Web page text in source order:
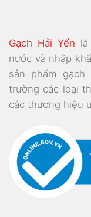
Gạch Hải Yến
nước và nhập
sản phẩm
trường các loại
các thương hiệu